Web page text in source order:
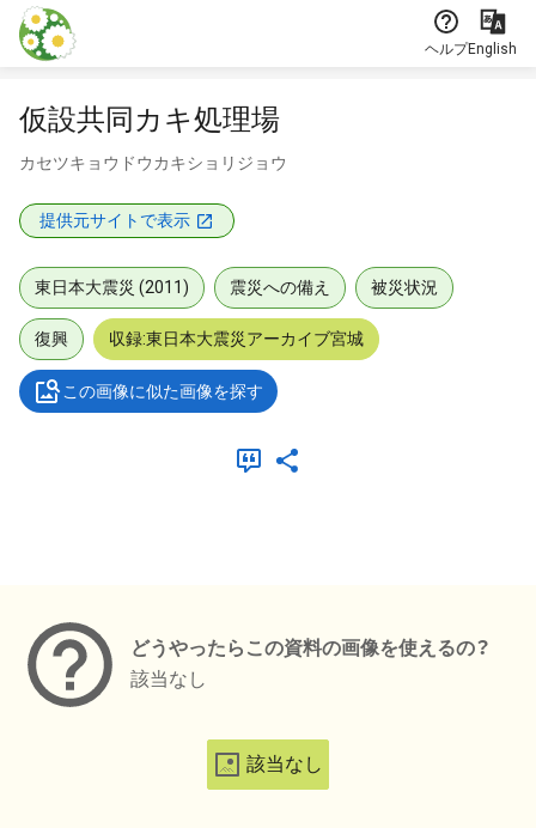
本文に飛ぶ
ヘルプEnglish
仮設共同カキ処理場
カセツキョウドウカキショリジョウ
提供元サイトで表示
東日本大震災 (2011) 震災への備え 被災状況
復興 収録:東日本大震災アーカイブ宮城
この画像に似た画像を探す
どうやったらこの資料の画像を使えるの？
該当なし
該当なし